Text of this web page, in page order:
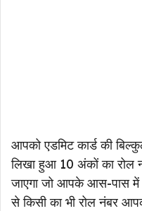
आपको एडमिट कार्ड की
लिखा हुआ 10 अंकों का रोल
जाएगा जो आपके आस-पास में
से किसी का भी रोल नंबर